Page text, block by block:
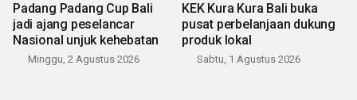
Padang Padang Cup Bali
jadi ajang peselancar
Nasional unjuk kehebatan
Minggu, 2 Agustus 2026
KEK Kura Kura Bali buka
pusat perbelanjaan dukung
produk lokal
Sabtu, 1 Agustus 2026